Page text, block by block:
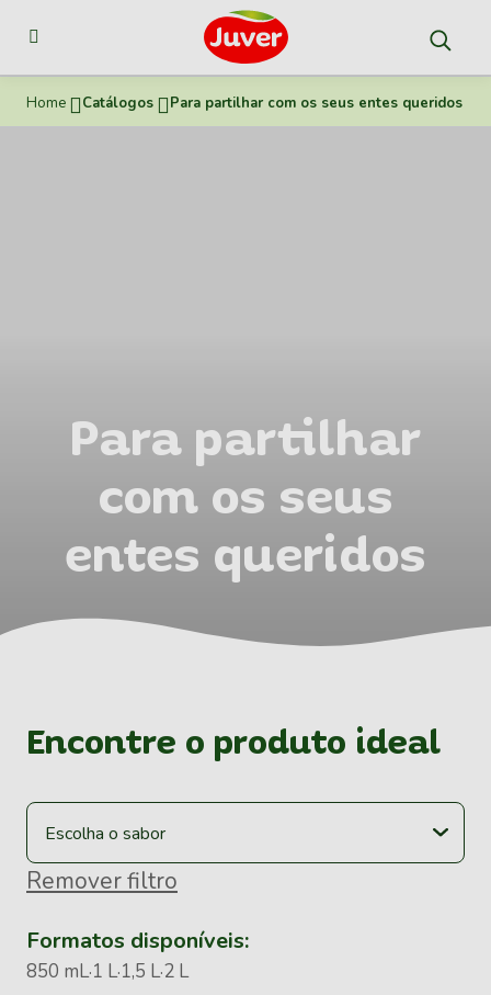
Home Catálogos Para partilhar com os seus entes queridos
Para partilhar
com os seus
entes queridos
Encontre o produto ideal
Remover filtro
Formatos disponíveis:
850 mL 1 L 1,5 L2 L